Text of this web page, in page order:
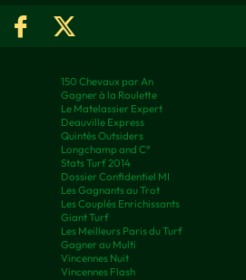
150 Chevaux par An
Gagner à la Roulette
Le Matelassier Expert
Deauville Express
Quintés Outsiders
Longchamp and C°
Stats Turf 2014
Dossier Confidentiel MI
Les Gagnants au Trot
Les Couplés Enrichissants
Giant Turf
Les Meilleurs Paris du Turf
Gagner au Multi
Vincennes Nuit
Vincennes Flash